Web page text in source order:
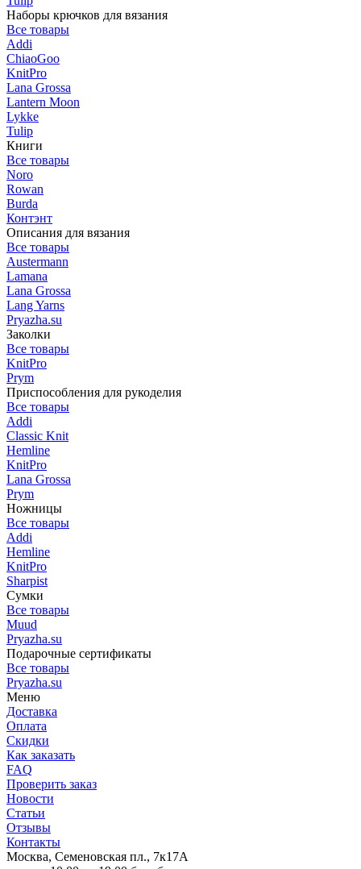
Наборы крючков для вязания
Все товары
Addi
ChiaoGoo
KnitPro
Lana Grossa
Lantern Moon
Lykke
Tulip
Книги
Все товары
Noro
Rowan
Burda
Контэнт
Описания для вязания
Все товары
Austermann
Lamana
Lana Grossa
Lang Yarns
Pryazha.su
Заколки
Все товары
KnitPro
Prym
Приспособления для рукоделия
Все товары
Addi
Classic Knit
Hemline
KnitPro
Lana Grossa
Prym
Ножницы
Все товары
Addi
Hemline
KnitPro
Sharpist
Сумки
Все товары
Muud
Pryazha.su
Подарочные сертификаты
Все товары
Pryazha.su
Меню
Доставка
Оплата
Скидки
Как заказать
FAQ
Проверить заказ
Новости
Статьи
Отзывы
Контакты
Москва, Семеновская пл., 7к17А